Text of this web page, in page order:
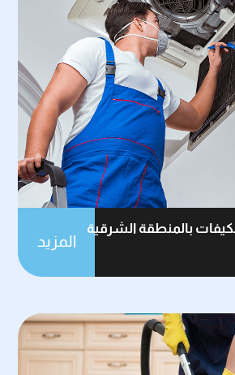
بالمنطقة الشرقية
المزيد